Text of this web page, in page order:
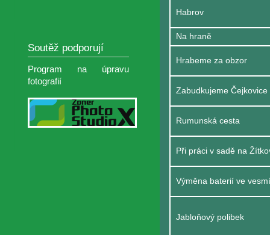
Soutěž podporují
Program na úpravu
fotografií
Habrov
Na hraně
Hrabeme za obzor
Zabudkujeme Čejkovice
Rumunská cesta
Při práci v sadě na
Výměna baterií ve
Jabloňový polibek